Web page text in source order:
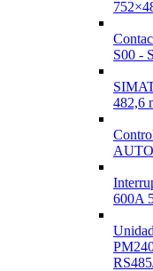
S00 -
482,6
600A